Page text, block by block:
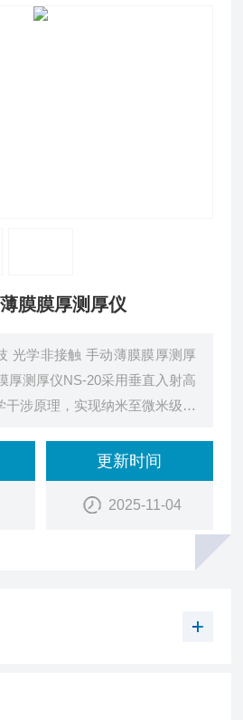
膜膜厚测厚仪
光学非接触 手动薄膜膜厚测厚
厚测厚仪NS-20采用垂直入射高
干涉原理，实现纳米至微米级透
度与稳定性、非接触测量及智能
于多层复合薄膜测量。产品包括
悉识膜厚仪NS-20系列，具有高
更新时间
2025-11-04